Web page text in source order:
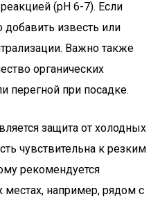
(pH 6-7). Если
известь или
Важно также
органических
перегной при посадке.
защита от холодных
чувствительна к резким
рекомендуется
например, рядом с